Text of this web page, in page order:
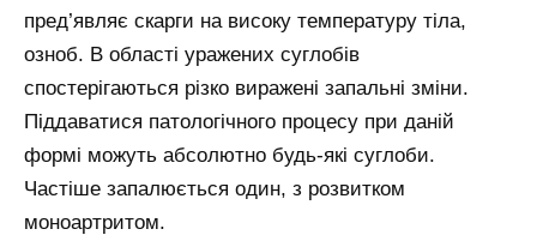
пред’являє скарги на високу температуру тіла,
озноб. В області уражених суглобів
спостерігаються різко виражені запальні зміни.
Піддаватися патологічного процесу при даній
формі можуть абсолютно будь-які суглоби.
Частіше запалюється один, з розвитком
моноартритом.